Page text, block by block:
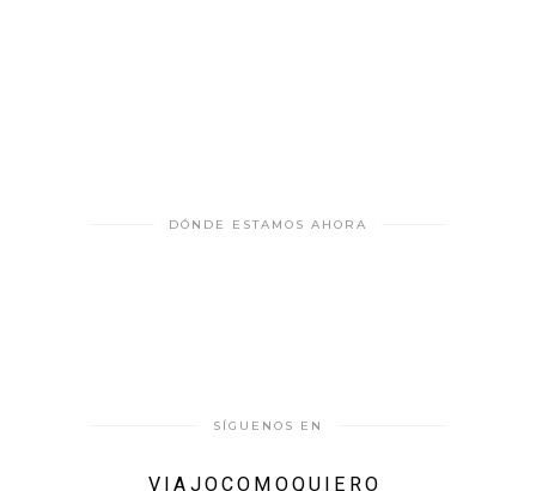
DÓNDE ESTAMOS AHORA
SÍGUENOS EN
VIAJOCOMOQUIERO